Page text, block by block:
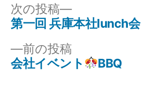
ー:
投
稿
ナ
前の投稿
の
会社イベント BBQ
次の投稿
次
の
第一回 兵庫本社lunch会